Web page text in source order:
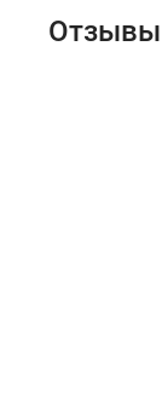
Отзывы